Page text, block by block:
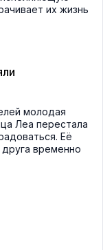
их жизнь
молодая
Леа перестала
Её
временно